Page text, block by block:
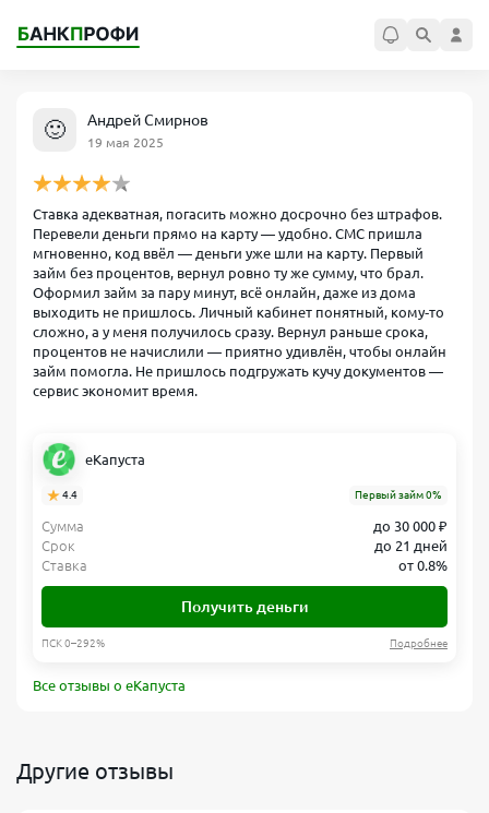
🙂 Андрей Смирнов
19 мая 2025
Ставка адекватная, погасить можно досрочно без штрафов.
Перевели деньги прямо на карту — удобно. СМС пришла
мгновенно, код ввёл — деньги уже шли на карту. Первый
займ без процентов, вернул ровно ту же сумму, что брал.
Оформил займ за пару минут, всё онлайн, даже из дома
выходить не пришлось. Личный кабинет понятный, кому‑то
сложно, а у меня получилось сразу. Вернул раньше срока,
процентов не начислили — приятно удивлён, чтобы онлайн
займ помогла. Не пришлось подгружать кучу документов —
сервис экономит время.
еКапуста
4.4 Первый займ 0%
Сумма
до 30 000 ₽
Срок
до 21 дней
Ставка
от 0.8%
Получить деньги
ПСК 0–292% Подробнее
Все отзывы о еКапуста
Другие отзывы